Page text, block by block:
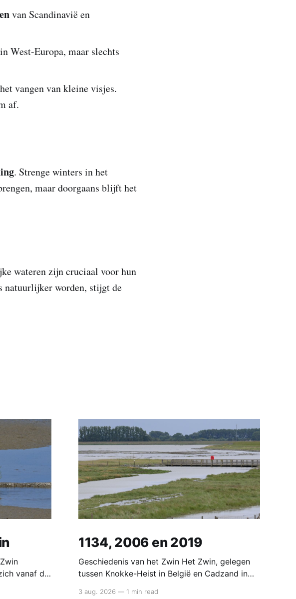
van Scandinavië en
West-Europa, maar slechts
vangen van kleine visjes.
af.
. Strenge winters in het
maar doorgaans blijft het
wateren zijn cruciaal voor hun
natuurlijker worden, stijgt de
vanaf de
1134, 2006 en 2019
Geschiedenis van het Zwin Het Zwin, gelegen
tussen Knokke-Heist in België en Cadzand in
3 aug. 2026 — 1 min read